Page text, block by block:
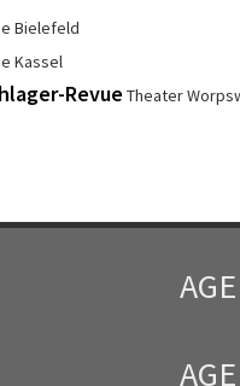
Bielefeld
Kassel
Revue Theater